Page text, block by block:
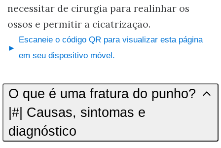
necessitar de cirurgia para realinhar os
ossos e permitir a cicatrização.
Escaneie o código QR para visualizar esta página
em seu dispositivo móvel.
O que é uma fratura do punho?
|#| Causas, sintomas e
diagnóstico